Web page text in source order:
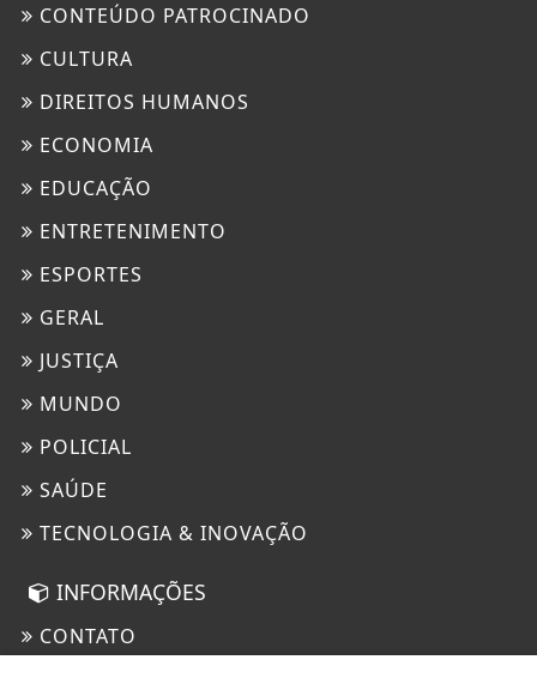
CONTEÚDO PATROCINADO
CULTURA
DIREITOS HUMANOS
ECONOMIA
EDUCAÇÃO
ENTRETENIMENTO
ESPORTES
GERAL
JUSTIÇA
MUNDO
POLICIAL
SAÚDE
TECNOLOGIA & INOVAÇÃO
INFORMAÇÕES
CONTATO